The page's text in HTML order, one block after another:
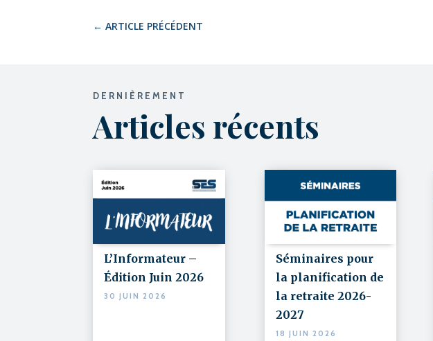
←ARTICLE PRÉCÉDENT
DERNIÈREMENT
Articles récents
L’Informateur –
Édition Juin 2026
30 JUIN 2026
Séminaires pour
la planification de
la retraite 2026-
2027
18 JUIN 2026